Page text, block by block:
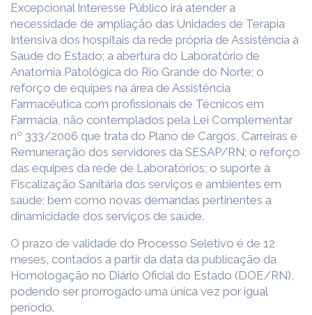
Excepcional Interesse Público irá atender a
necessidade de ampliação das Unidades de Terapia
Intensiva dos hospitais da rede própria de Assistência à
Saúde do Estado; a abertura do Laboratório de
Anatomia Patológica do Rio Grande do Norte; o
reforço de equipes na área de Assistência
Farmacêutica com profissionais de Técnicos em
Farmácia, não contemplados pela Lei Complementar
nº 333/2006 que trata do Plano de Cargos, Carreiras e
Remuneração dos servidores da SESAP/RN; o reforço
das equipes da rede de Laboratórios; o suporte à
Fiscalização Sanitária dos serviços e ambientes em
saúde; bem como novas demandas pertinentes a
dinamicidade dos serviços de saúde.
O prazo de validade do Processo Seletivo é de 12
meses, contados a partir da data da publicação da
Homologação no Diário Oficial do Estado (DOE/RN),
podendo ser prorrogado uma única vez por igual
período.